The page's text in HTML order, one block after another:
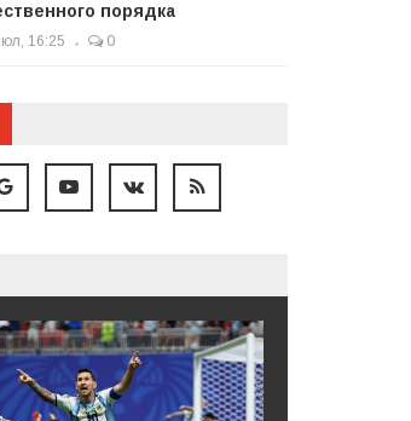
порядка
16:25 0